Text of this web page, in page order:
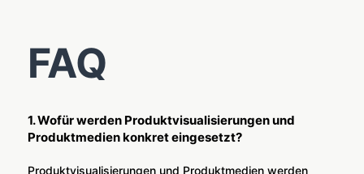
FAQ
1. Wofür werden Produktvisualisierungen und
Produktmedien konkret eingesetzt?
Pro­dukt­vi­sua­li­sie­run­gen und Pro­dukt­me­di­en wer­den